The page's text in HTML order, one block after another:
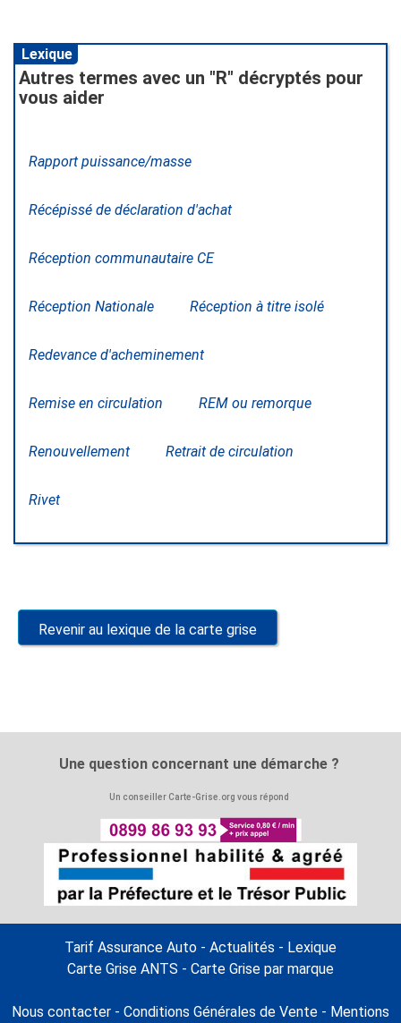
Lexique
Autres termes avec un "R" décryptés pour
vous aider
Rapport puissance/masse
Récépissé de déclaration d'achat
Réception communautaire CE
Réception Nationale Réception à titre isolé
Redevance d'acheminement
Remise en circulation REM ou remorque
Renouvellement Retrait de circulation
Rivet
Revenir au lexique de la carte grise
Une question concernant une démarche ?
Un conseiller Carte-Grise.org vous répond
Tarif Assurance Auto - Actualités - Lexique
Carte Grise ANTS - Carte Grise par marque
Nous contacter - Conditions Générales de Vente - Mentions